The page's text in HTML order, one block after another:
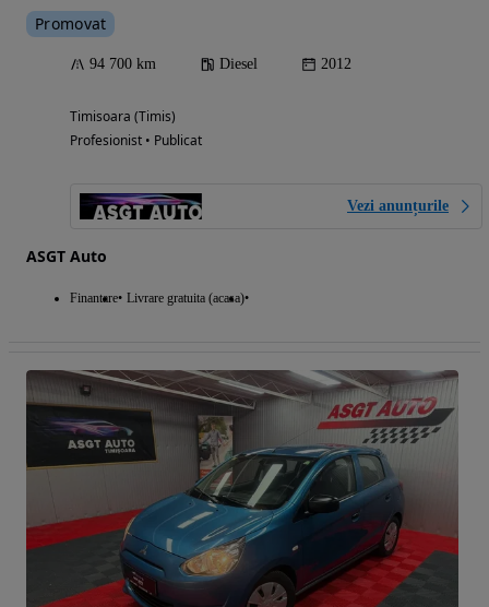
Promovat
94 700 km Diesel 2012
Timisoara (Timis)
Profesionist • Publicat
Vezi anunțurile
ASGT Auto
Finantare Livrare gratuita (acasa)